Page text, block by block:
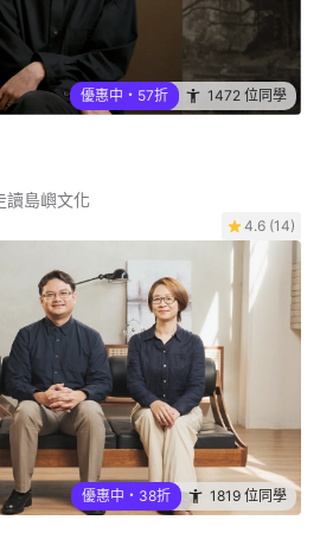
優惠中・57折 1472 位同學
讀島嶼文化
4.6 (14)
優惠中・38折 1819 位同學